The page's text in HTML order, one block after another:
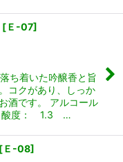
[Ｅ-07]
着いた吟醸香と旨
コクがあり、しっか
酒です。 アルコール
酸度： 1.3 …
[Ｅ-08]